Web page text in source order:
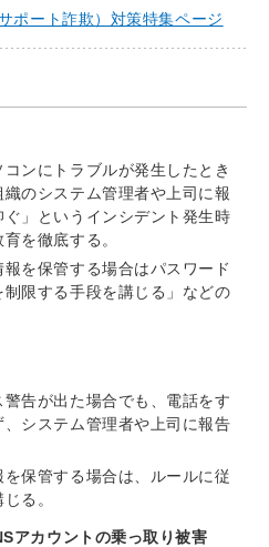
ポート詐欺）対策特集ページ
コンにトラブルが発生したとき
のシステム管理者や上司に報
」というインシデント発生時
を徹底する。
報を保管する場合はパスワード
限する手段を講じる」などの
告が出た場合でも、電話をす
システム管理者や上司に報告
保管する場合は、ルールに従
る。
アカウントの乗っ取り被害